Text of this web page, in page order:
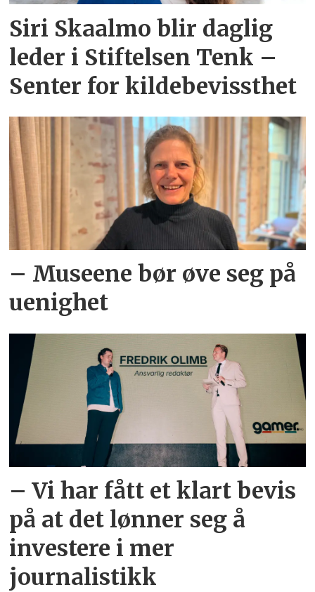
Siri Skaalmo blir daglig
leder i Stiftelsen Tenk –
Senter for kildebevissthet
– Museene bør øve seg på
uenighet
– Vi har fått et klart bevis
på at det lønner seg å
investere i mer
journalistikk